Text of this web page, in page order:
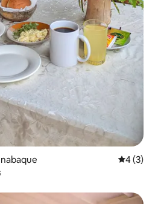
4 de
4 (3)